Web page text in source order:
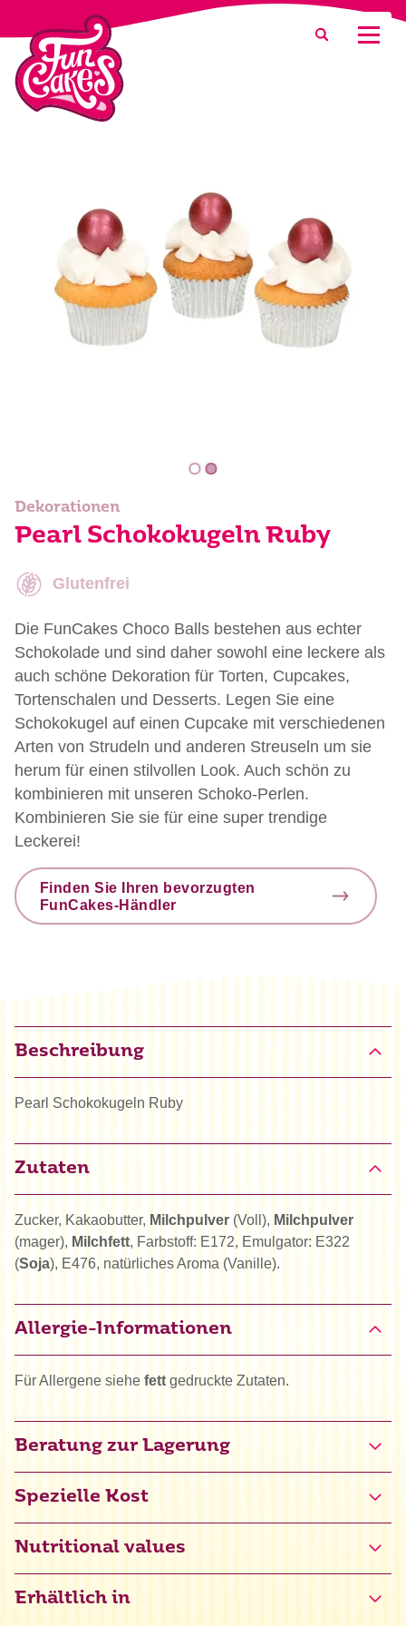
Was suchen Sie?
Suche
Dekorationen
Pearl Schokokugeln Ruby
Glutenfrei
Die FunCakes Choco Balls bestehen aus echter
Schokolade und sind daher sowohl eine leckere als
auch schöne Dekoration für Torten, Cupcakes,
Tortenschalen und Desserts. Legen Sie eine
Schokokugel auf einen Cupcake mit verschiedenen
Arten von Strudeln und anderen Streuseln um sie
herum für einen stilvollen Look. Auch schön zu
kombinieren mit unseren Schoko-Perlen.
Kombinieren Sie sie für eine super trendige
Leckerei!
Finden Sie Ihren bevorzugten
FunCakes-Händler
Beschreibung
Pearl Schokokugeln Ruby
Zutaten
Zucker, Kakaobutter, Milchpulver (Voll), Milchpulver
(mager), Milchfett, Farbstoff: E172, Emulgator: E322
(Soja), E476, natürliches Aroma (Vanille).
Allergie-Informationen
Für Allergene siehe fett gedruckte Zutaten.
Beratung zur Lagerung
Spezielle Kost
Glutenfrei zertifiziert (NL-090-181)
Nutritional values
Erhältlich in